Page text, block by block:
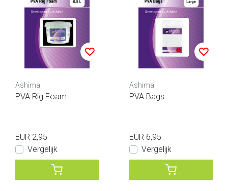
Ashima
PVA Rig Foam
EUR 2,95
Vergelijk
Ashima
PVA Bags
EUR 6,95
Vergelijk